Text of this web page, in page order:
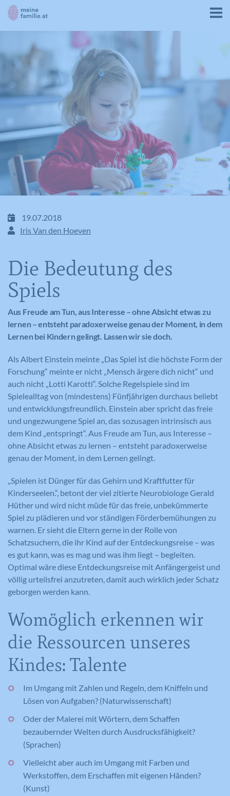
19.07.2018
Iris Van den Hoeven
Die Bedeutung des
Spiels
Aus Freude am Tun, aus Interesse – ohne Absicht etwas zu
lernen – entsteht paradoxerweise genau der Moment, in dem
Lernen bei Kindern gelingt. Lassen wir sie doch.
Als Albert Einstein meinte „Das Spiel ist die höchste Form der
Forschung“ meinte er nicht „Mensch ärgere dich nicht“ und
auch nicht „Lotti Karotti“. Solche Regelspiele sind im
Spielealltag von (mindestens) Fünfjährigen durchaus beliebt
und entwicklungsfreundlich. Einstein aber spricht das freie
und ungezwungene Spiel an, das sozusagen intrinsisch aus
dem Kind „entspringt“. Aus Freude am Tun, aus Interesse –
ohne Absicht etwas zu lernen – entsteht paradoxerweise
genau der Moment, in dem Lernen gelingt.
„Spielen ist Dünger für das Gehirn und Kraftfutter für
Kinderseelen.“, betont der viel zitierte Neurobiologe Gerald
Hüther und wird nicht müde für das freie, unbekümmerte
Spiel zu plädieren und vor ständigen Förderbemühungen zu
warnen. Er sieht die Eltern gerne in der Rolle von
Schatzsuchern, die ihr Kind auf der Entdeckungsreise – was
es gut kann, was es mag und was ihm liegt – begleiten.
Optimal wäre diese Entdeckungsreise mit Anfängergeist und
völlig urteilsfrei anzutreten, damit auch wirklich jeder Schatz
geborgen werden kann.
Womöglich erkennen wir
die Ressourcen unseres
Kindes: Talente
Im Umgang mit Zahlen und Regeln, dem Kniffeln und
Lösen von Aufgaben? (Naturwissenschaft)
Oder der Malerei mit Wörtern, dem Schaffen
bezaubernder Welten durch Ausdrucksfähigkeit?
(Sprachen)
Vielleicht aber auch im Umgang mit Farben und
Werkstoffen, dem Erschaffen mit eigenen Händen?
(Kunst)